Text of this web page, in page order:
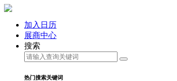
加入日历
展商中心
搜索
热门搜索关键词